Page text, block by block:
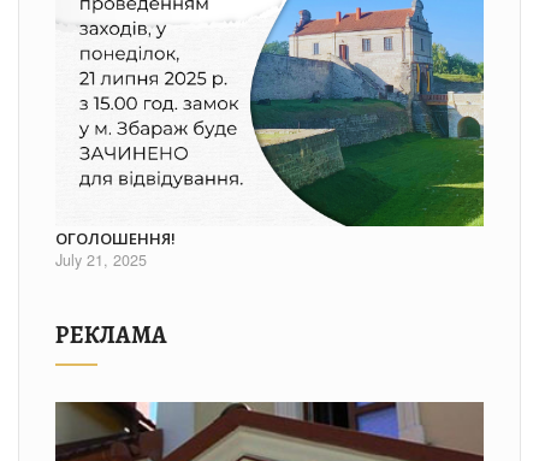
ОГОЛОШЕННЯ!
July 21, 2025
РЕКЛАМА